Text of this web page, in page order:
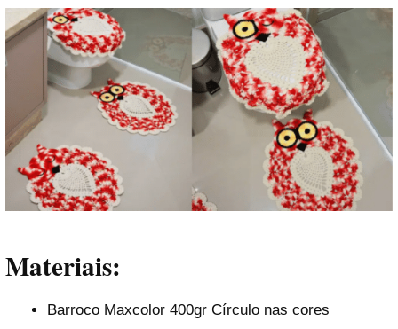
Materiais:
Barroco Maxcolor 400gr Círculo nas cores